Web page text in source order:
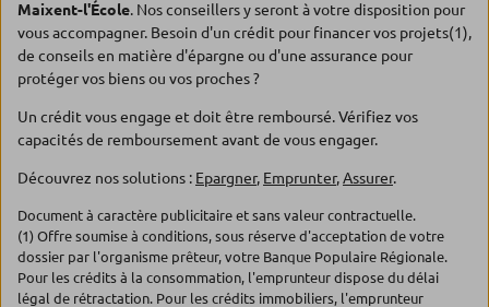
Maixent-l'École. Nos conseillers y seront à votre disposition pour
vous accompagner. Besoin d'un crédit pour financer vos projets(1),
de conseils en matière d'épargne ou d'une assurance pour
protéger vos biens ou vos proches ?
Un crédit vous engage et doit être remboursé. Vérifiez vos
capacités de remboursement avant de vous engager.
Découvrez nos solutions : Epargner, Emprunter,Assurer.
Document à caractère publicitaire et sans valeur contractuelle.
(1) Offre soumise à conditions, sous réserve d'acceptation de votre
dossier par l'organisme prêteur, votre Banque Populaire Régionale.
Pour les crédits à la consommation, l'emprunteur dispose du délai
légal de rétractation. Pour les crédits immobiliers, l'emprunteur